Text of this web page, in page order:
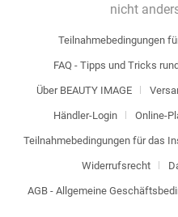
nicht
Teilnahmebedingungen
FAQ - Tipps und Tricks
Über BEAUTY IMAGE
Händler-Login Online-
Teilnahmebedingungen für das
Widerrufsrecht
AGB - Allgemeine